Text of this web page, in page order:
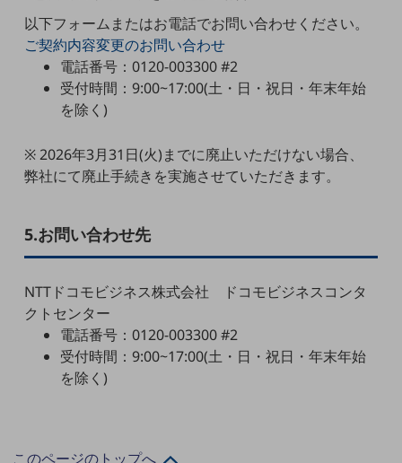
小売業
法人向けスマホ・携帯に関する、
おすすめの機種、料金やサービスをご紹介
製品TOP
ビジネス向けスマートフォン
タフネススマートフォン
以下フォームまたはお電話でお問い合わせください。
ご契約内容変更のお問い合わせ
電話番号：0120-003300 #2
受付時間：9:00~17:00(土・日・祝日・年末年始
を除く)
※ 2026年3月31日(火)までに廃止いただけない場合、
弊社にて廃止手続きを実施させていただきます。
5.お問い合わせ先
NTTドコモビジネス株式会社 ドコモビジネスコンタ
クトセンター
電話番号：0120-003300 #2
受付時間：9:00~17:00(土・日・祝日・年末年始
を除く)
このページのトップへ